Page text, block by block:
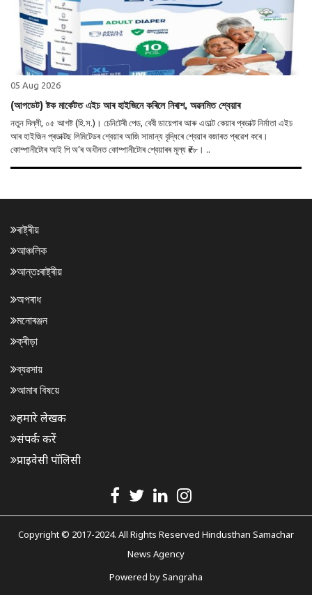
05 Aug 2026
(আপডেট) ষ্টক মাৰ্কেটত এইচ আৰ হাইজিনে কৰিলে নিৰাশ, অৱনমিত শ্বেয়াৰ
নতুন দিল্লী, ০৫ আগষ্ট (হি.স.)। চেনিটেৰী পেড, বেবী ডায়েপাৰ আৰু এডাল্ট কেয়াৰ প্ৰডাক্ট নিৰ্মাতা এইচ
আৰ হাইজিন প্ৰডাক্টছ লিমিটেডৰ শ্বেয়াৰ আজি সামান্য বৃদ্ধিৰে শ্বেয়াৰ বজাৰত প্ৰৱেশ কৰে।
কোম্পানীটোৰ আই পি অ’ৰ অধীনত কোম্পানীটোৰ শ্বেয়াৰৰ মূল্য ₹৮৮। ..
ৰাষ্ট্ৰীয়
আঞ্চলিক
আন্তঃৰাষ্ট্ৰীয়
অপৰাধ
মনোৰঞ্জন
ক্ৰীড়া
ব্যৱসায়
আমাৰ বিষয়ে
हमारे लेखक
संपर्क करें
प्राइवेसी पॉलिसी
Copyright © 2017-2024. All Rights Reserved Hindusthan Samachar
News Agency
Powered bySangraha